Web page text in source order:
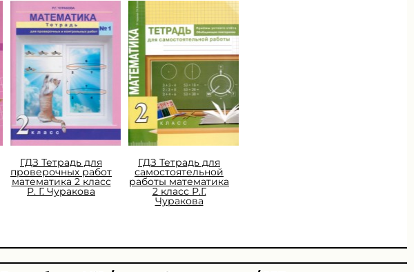
ГДЗ Тетрадь для
проверочных работ
математика 2 класс
Р. Г. Чуракова
ГДЗ Тетрадь для
самостоятельной
работы математика
2 класс Р.Г.
Чуракова